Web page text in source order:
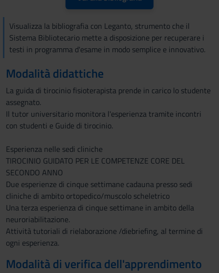
Visualizza la bibliografia con Leganto, strumento che il
Sistema Bibliotecario mette a disposizione per recuperare i
testi in programma d'esame in modo semplice e innovativo.
Modalità didattiche
La guida di tirocinio fisioterapista prende in carico lo studente
assegnato.
Il tutor universitario monitora l'esperienza tramite incontri
con studenti e Guide di tirocinio.
Esperienza nelle sedi cliniche
TIROCINIO GUIDATO PER LE COMPETENZE CORE DEL
SECONDO ANNO
Due esperienze di cinque settimane cadauna presso sedi
cliniche di ambito ortopedico/muscolo scheletrico
Una terza esperienza di cinque settimane in ambito della
neuroriabilitazione.
Attività tutoriali di rielaborazione /diebriefing, al termine di
ogni esperienza.
Modalità di verifica dell'apprendimento